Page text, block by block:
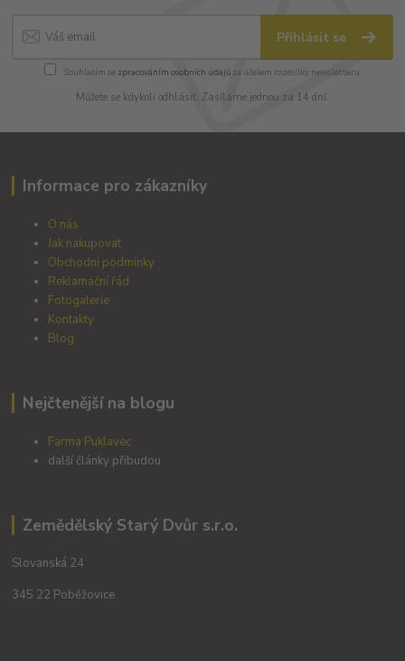
Přihlásit se
Souhlasím se zpracováním osobních údajůza účelem rozesílky newsletteru.
Můžete se kdykoli odhlásit. Zasíláme jednou za 14 dní.
Informace pro zákazníky
O nás
Jak nakupovat
Obchodní podmínky
Reklamační řád
Fotogalerie
Kontakty
Blog
Nejčtenější na blogu
Farma Puklavec
další články přibudou
Zemědělský Starý Dvůr s.r.o.
Slovanská 24
345 22 Poběžovice